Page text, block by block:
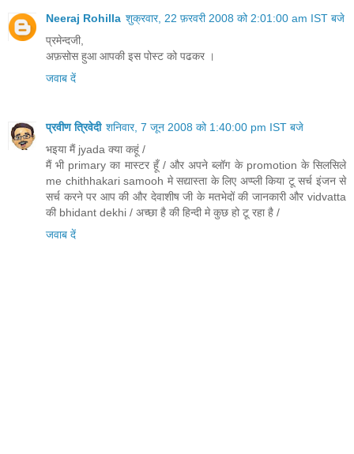
Neeraj Rohilla शुक्रवार, 22 फ़रवरी 2008 को 2:01:00 am IST बजे
प्रमेन्दजी,
अफ़सोस हुआ आपकी इस पोस्ट को पढकर ।
जवाब दें
प्रवीण त्रिवेदी शनिवार, 7 जून 2008 को 1:40:00 pm IST बजे
भइया मैं jyada क्या कहूं /
मैं भी primary का मास्टर हूँ / और अपने ब्लॉग के promotion के सिलसिले
me chithhakari samooh मे सद्यास्ता के लिए अप्प्ली किया टू सर्च इंजन से
सर्च करने पर आप की और देवाशीष जी के मतभेदों की जानकारी और vidvatta
की bhidant dekhi / अच्छा है की हिन्दी मे कुछ हो टू रहा है /
जवाब दें